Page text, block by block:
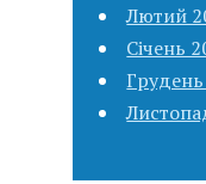
Лютий
Січень